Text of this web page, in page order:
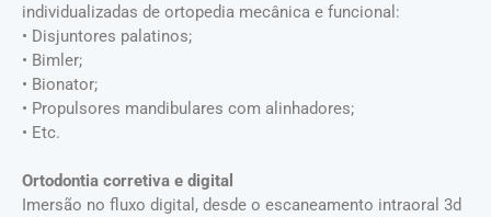
individualizadas de ortopedia mecânica e funcional:
• Disjuntores palatinos;
• Bimler;
• Bionator;
• Propulsores mandibulares com alinhadores;
• Etc.
Ortodontia corretiva e digital
Imersão no fluxo digital, desde o escaneamento intraoral 3d